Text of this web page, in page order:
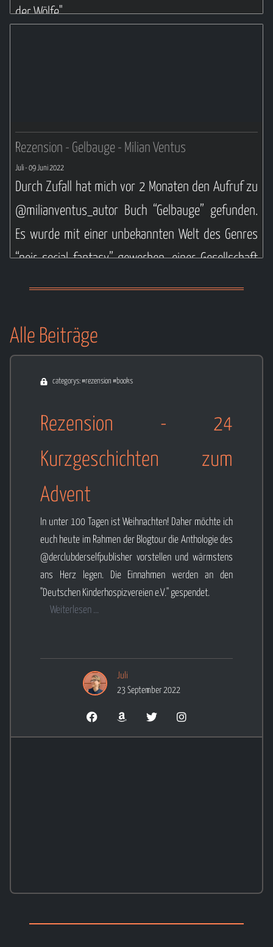
der Wölfe"
Rezension - Gelbauge - Milian Ventus
Juli- 09 Juni 2022
Durch Zufall hat mich vor 2 Monaten den Aufruf zu
@milianventus_autor Buch “Gelbauge” gefunden.
Es wurde mit einer unbekannten Welt des Genres
“noir social fantasy” geworben, einer Gesellschaft
Weiterlesen ...
Alle Beiträge
categorys: #rezension #books
Rezension - 24
Kurzgeschichten zum
Advent
In unter 100 Tagen ist Weihnachten! Daher möchte ich
euch heute im Rahmen der Blogtour die Anthologie des
@derclubderselfpublisher vorstellen und wärmstens
ans Herz legen. Die Einnahmen werden an den
"Deutschen Kinderhospizvereien e.V." gespendet.
Weiterlesen ...
Juli
23 September 2022